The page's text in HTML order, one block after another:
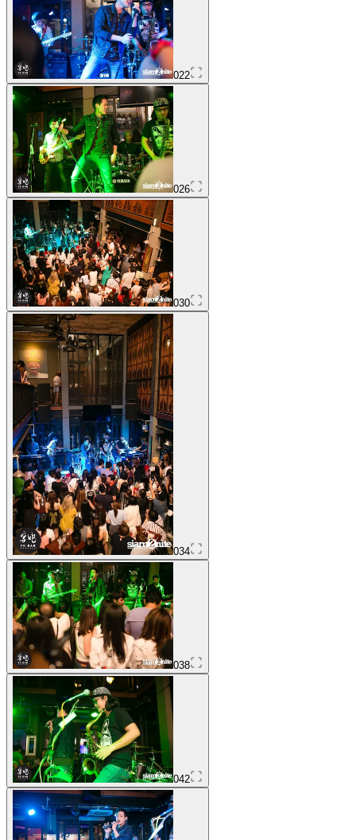
022
026
030
034
038
042